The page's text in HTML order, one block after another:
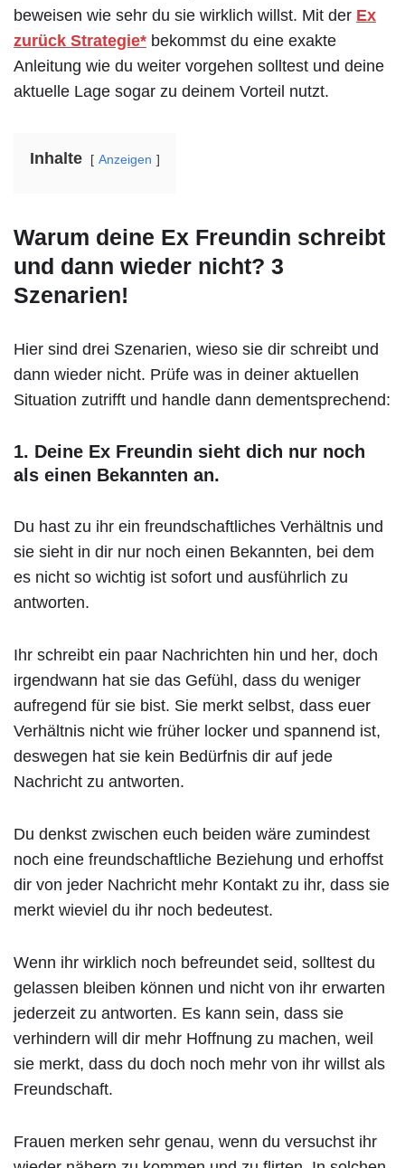
beweisen wie sehr du sie wirklich willst. Mit der Ex
zurück Strategie* bekommst du eine exakte
Anleitung wie du weiter vorgehen solltest und deine
aktuelle Lage sogar zu deinem Vorteil nutzt.
Inhalte Anzeigen
Warum deine Ex Freundin schreibt
und dann wieder nicht? 3
Szenarien!
Hier sind drei Szenarien, wieso sie dir schreibt und
dann wieder nicht. Prüfe was in deiner aktuellen
Situation zutrifft und handle dann dementsprechend:
1. Deine Ex Freundin sieht dich nur noch
als einen Bekannten an.
Du hast zu ihr ein freundschaftliches Verhältnis und
sie sieht in dir nur noch einen Bekannten, bei dem
es nicht so wichtig ist sofort und ausführlich zu
antworten.
Ihr schreibt ein paar Nachrichten hin und her, doch
irgendwann hat sie das Gefühl, dass du weniger
aufregend für sie bist. Sie merkt selbst, dass euer
Verhältnis nicht wie früher locker und spannend ist,
deswegen hat sie kein Bedürfnis dir auf jede
Nachricht zu antworten.
Du denkst zwischen euch beiden wäre zumindest
noch eine freundschaftliche Beziehung und erhoffst
dir von jeder Nachricht mehr Kontakt zu ihr, dass sie
merkt wieviel du ihr noch bedeutest.
Wenn ihr wirklich noch befreundet seid, solltest du
gelassen bleiben können und nicht von ihr erwarten
jederzeit zu antworten. Es kann sein, dass sie
verhindern will dir mehr Hoffnung zu machen, weil
sie merkt, dass du doch noch mehr von ihr willst als
Freundschaft.
Frauen merken sehr genau, wenn du versuchst ihr